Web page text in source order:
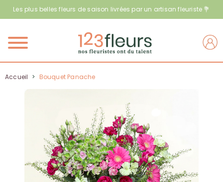
Les plus belles fleurs de saison livrées par un artisan fleuriste 💐
Menu
Accueil > Bouquet Panache